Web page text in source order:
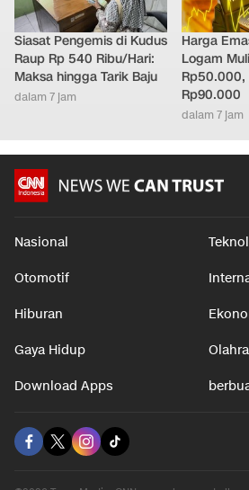
Siasat Pengemis di Kudus
Raup Rp 540 Ribu/Hari:
Maksa hingga Tarik Baju
dalam 7 jam
Harga
Logam
Rp50.000,
Rp90.000
dalam 7 jam
Nasional
Otomotif
Hiburan
Gaya Hidup
Download Apps